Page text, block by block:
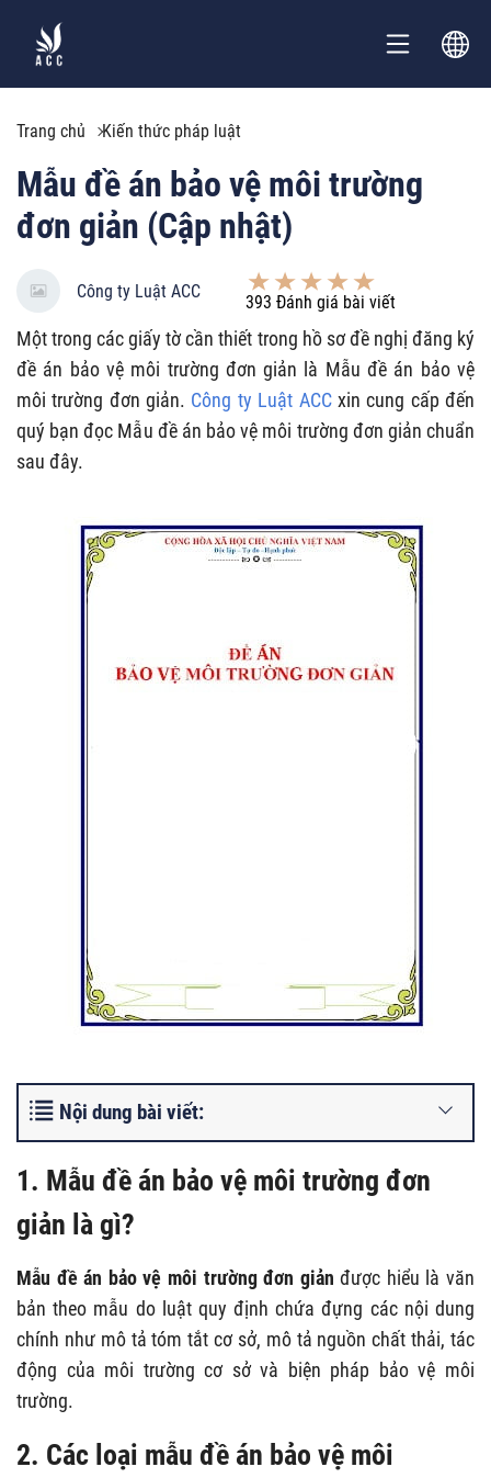
Trang chủ Kiến thức pháp luật
Mẫu đề án bảo vệ môi trường
đơn giản (Cập nhật)
Công ty Luật ACC
393 Đánh giá bài viết
Một trong các giấy tờ cần thiết trong hồ sơ đề nghị đăng ký
đề án bảo vệ môi trường đơn giản là Mẫu đề án bảo vệ
môi trường đơn giản. Công ty Luật ACCxin cung cấp đến
quý bạn đọc Mẫu đề án bảo vệ môi trường đơn giản chuẩn
sau đây.
Nội dung bài viết:
1. Mẫu đề án bảo vệ môi trường đơn
giản là gì?
Mẫu đề án bảo vệ môi trường đơn giản được hiểu là văn
bản theo mẫu do luật quy định chứa đựng các nội dung
chính như mô tả tóm tắt cơ sở, mô tả nguồn chất thải, tác
động của môi trường cơ sở và biện pháp bảo vệ môi
trường.
2. Các loại mẫu đề án bảo vệ môi